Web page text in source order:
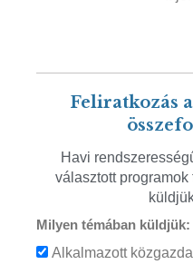
Feliratkozás
Havi
választott
Milyen témában küldjük:
Alkalmazott